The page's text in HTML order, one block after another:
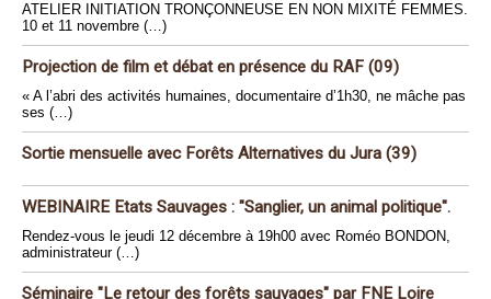
ATELIER INITIATION TRONÇONNEUSE EN NON MIXITÉ FEMMES.
10 et 11 novembre (…)
Projection de film et débat en présence du RAF (09)
« A l’abri des activités humaines, documentaire d’1h30, ne mâche pas
ses (…)
Sortie mensuelle avec Forêts Alternatives du Jura (39)
WEBINAIRE Etats Sauvages : "Sanglier, un animal politique".
Rendez-vous le jeudi 12 décembre à 19h00 avec Roméo BONDON,
administrateur (…)
Séminaire "Le retour des forêts sauvages" par FNE Loire